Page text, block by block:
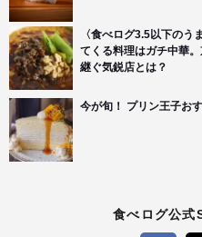
〈食べログ3.5以下のう
てくる料理はガチ中華
継ぐ気鋭店とは？
今が旬！ プリン王子お
食べログ公式